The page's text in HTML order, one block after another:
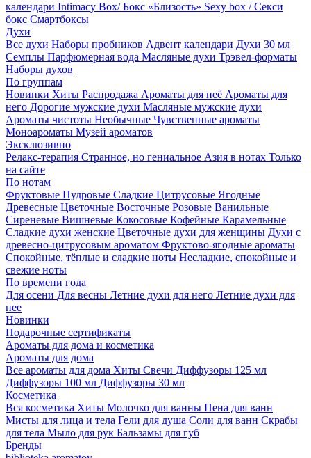
календари Intimacy Box/ Бокс «Близость» Sexy box / Секси
бокс Смартбоксы
Духи
Все духи Наборы пробников Адвент календари Духи 30 мл
Семплы Парфюмерная вода Масляные духи Трэвел-форматы
Наборы духов
По группам
Новинки Хиты Распродажа Ароматы для неё Ароматы для
него Дорогие мужские духи Масляные мужские духи
Ароматы чистоты Необычные Чувственные ароматы
Моноароматы Музей ароматов
Эксклюзивно
Релакс-терапия Странное, но гениальное Азия в нотах Только
на сайте
По нотам
Фруктовые Пудровые Сладкие Цитрусовые Ягодные
Древесные Цветочные Восточные Розовые Ванильные
Сиреневые Вишневые Кокосовые Кофейные Карамельные
Сладкие духи женские Цветочные духи для женщины Духи с
древесно-цитрусовым ароматом Фруктово-ягодные ароматы
Спокойные, тёплые и сладкие ноты Несладкие, спокойные и
свежие ноты
По времени года
Для осени Для весны Летние духи для него Летние духи для
нее
Новинки
Подарочные сертификаты
Ароматы для дома и косметика
Ароматы для дома
Все ароматы для дома Хиты Свечи Диффузоры 125 мл
Диффузоры 100 мл Диффузоры 30 мл
Косметика
Вся косметика Хиты Молочко для ванны Пена для ванн
Мисты для лица и тела Гели для душа Соли для ванн Скрабы
для тела Мыло для рук Бальзамы для губ
Бренды